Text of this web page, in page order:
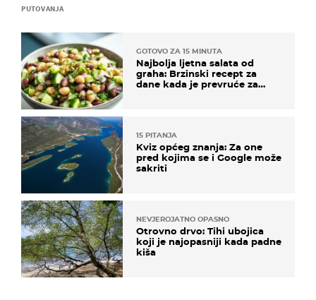
PUTOVANJA
GOTOVO ZA 15 MINUTA
Najbolja ljetna salata od
graha: Brzinski recept za
dane kada je prevruće za
15 PITANJA
Kviz općeg znanja: Za one
pred kojima se i Google može
sakriti
NEVJEROJATNO OPASNO
Otrovno drvo: Tihi ubojica
koji je najopasniji kada padne
kiša